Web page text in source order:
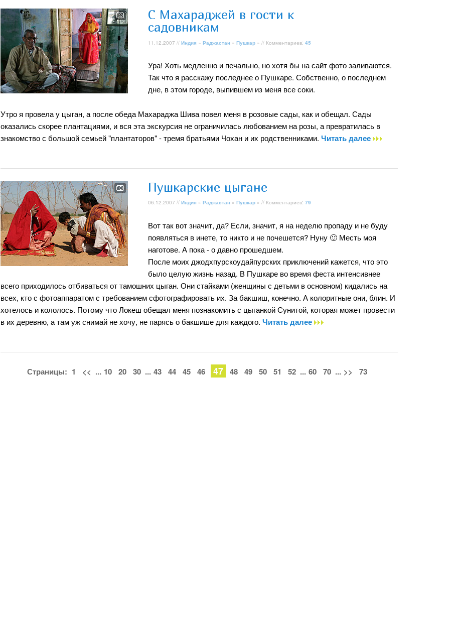
С Махараджей в гости к
садовникам
11.12.2007 // Индия » Раджастан » Пушкар » // Комментариев: 45
Ура! Хоть медленно и печально, но хотя бы на сайт фото заливаются.
Так что я расскажу последнее о Пушкаре. Собственно, о последнем
дне, в этом городе, выпившем из меня все соки.
Утро я провела у цыган, а после обеда Махараджа Шива повел меня в розовые сады, как и обещал. Сады
оказались скорее плантациями, и вся эта экскурсия не ограничилась любованием на розы, а превратилась в
знакомство с большой семьей "плантаторов" - тремя братьями Чохан и их родственниками. Читать далее
Пушкарские цыгане
06.12.2007 // Индия » Раджастан » Пушкар » // Комментариев: 79
Вот так вот значит, да? Если, значит, я на неделю пропаду и не буду
появляться в инете, то никто и не почешется? Нуну 🙂 Месть моя
наготове. А пока - о давно прошедшем.
После моих джодхпурскоудайпурских приключений кажется, что это
было целую жизнь назад. В Пушкаре во время феста интенсивнее
всего приходилось отбиваться от тамошних цыган. Они стайками (женщины с детьми в основном) кидались на
всех, кто с фотоаппаратом с требованием сфотографировать их. За бакшиш, конечно. А колоритные они, блин. И
хотелось и кололось. Потому что Локеш обещал меня познакомить с цыганкой Сунитой, которая может провести
в их деревню, а там уж снимай не хочу, не парясь о бакшише для каждого. Читать далее
Страницы: 1 << ... 10 20 30 ... 43 44 45 46 47 48 49 50 51 52 ... 60 70 ... >> 73